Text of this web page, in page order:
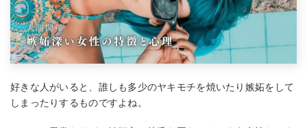
好きな人がいると、誰しも多少のヤキモチを焼いたり嫉妬をして
しまったりするものですよね。